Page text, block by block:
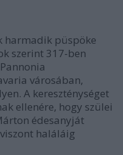
harmadik püspöke
szerint 317-ben
városában,
A kereszténységet
ellenére, hogy szülei
édesanyját
haláláig